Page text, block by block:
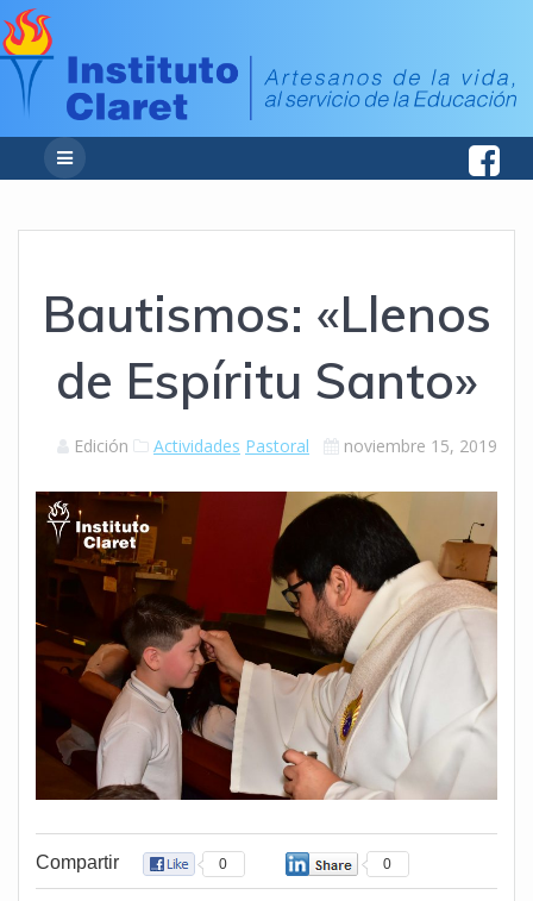
Bautismos: «Llenos
de Espíritu Santo»
Edición Actividades Pastoral noviembre 15, 2019
Compartir 0 0